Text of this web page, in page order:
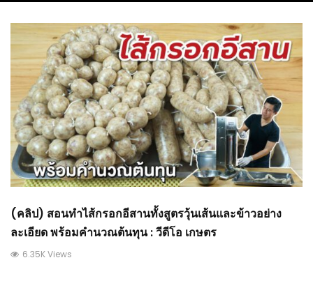
(คลิป) สอนทำไส้กรอกอีสานทั้งสูตรวุ้นเส้นและข้าวอย่าง
ละเอียด พร้อมคำนวณต้นทุน : วีดีโอ เกษตร
6.35K Views